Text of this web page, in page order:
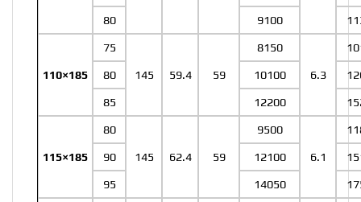
80 9100
110×185
75
145 59.4 59
8150
6.3
80 10100
85 12200
115×185
80
145 62.4 59
9500
6.1
90 12100
95 14050